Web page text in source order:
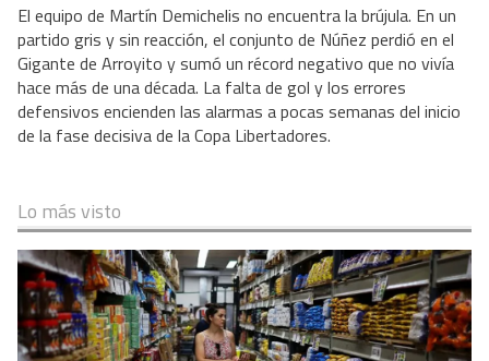
El equipo de Martín Demichelis no encuentra la brújula. En un
partido gris y sin reacción, el conjunto de Núñez perdió en el
Gigante de Arroyito y sumó un récord negativo que no vivía
hace más de una década. La falta de gol y los errores
defensivos encienden las alarmas a pocas semanas del inicio
de la fase decisiva de la Copa Libertadores.
Lo más visto